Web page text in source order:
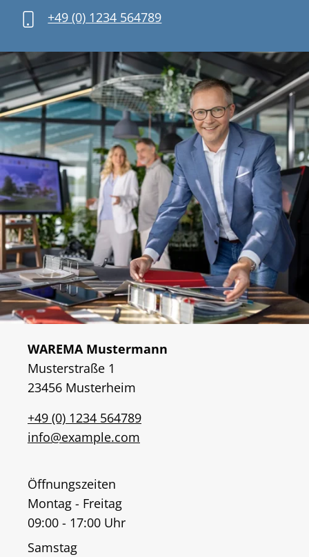
+49 (0) 1234 564789
WAREMA Mustermann
Musterstraße 1
23456 Musterheim
+49 (0) 1234 564789
info@example.com
Öffnungszeiten
Montag - Freitag
09:00 - 17:00 Uhr
Samstag